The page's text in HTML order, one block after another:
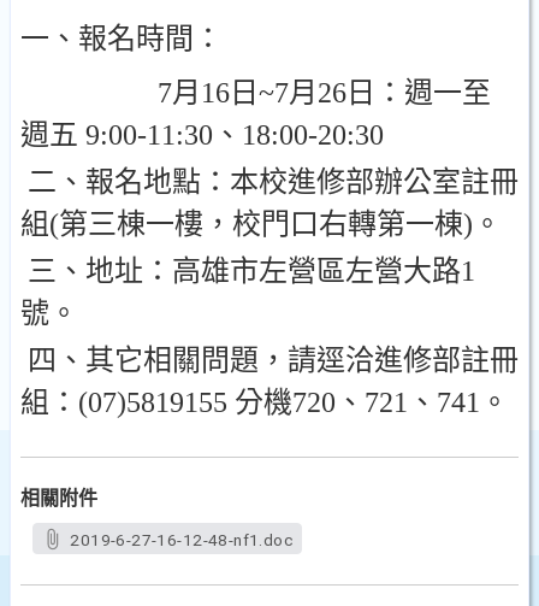
一、報名時間：
7月 16 日 ~7月 26 日：週一至
週五 9:00-11:30 、 18:00-20:30
二、報名地點：本校進修部辦公室註冊
組(第三棟一樓，校門口右轉第一棟) 。
三、地址：高雄市左營區左營大路1
號。
四、其它相關問題，請逕洽進修部註冊
組： (07)5819155 分機720 、 721 、 741 。
相關附件
2019-6-27-16-12-48-nf1.doc